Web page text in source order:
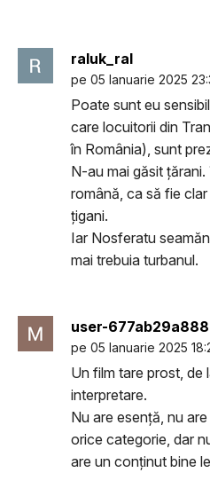
raluk_ral
pe 05 Ianuarie 2025
Poate sunt eu
care locuitorii din
în România), sunt
N-au mai găsit
română, ca să fie
țigani.
Iar Nosferatu
mai trebuia turbanul.
user-
pe 05 Ianuarie 2025
Un film tare prost, de
interpretare.
Nu are esență, nu
orice categorie, dar
are un conținut bine